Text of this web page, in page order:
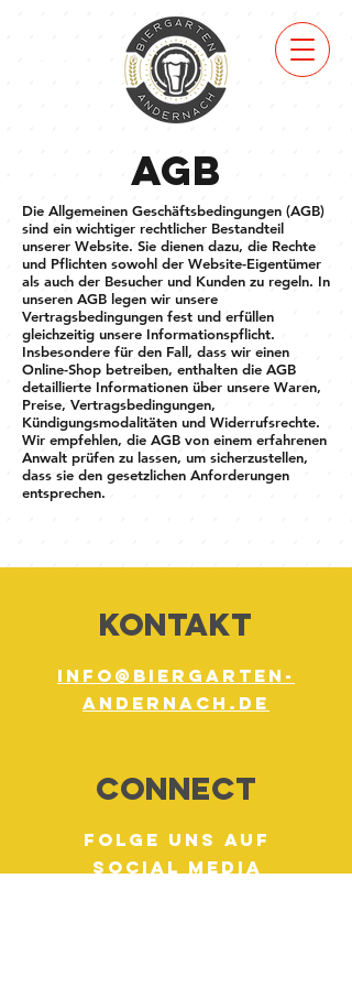
AGB
Die Allgemeinen Geschäftsbedingungen (AGB)
sind ein wichtiger rechtlicher Bestandteil
unserer Website. Sie dienen dazu, die Rechte
und Pflichten sowohl der Website-Eigentümer
als auch der Besucher und Kunden zu regeln. In
unseren AGB legen wir unsere
Vertragsbedingungen fest und erfüllen
gleichzeitig unsere Informationspflicht.
Insbesondere für den Fall, dass wir einen
Online-Shop betreiben, enthalten die AGB
detaillierte Informationen über unsere Waren,
Preise, Vertragsbedingungen,
Kündigungsmodalitäten und Widerrufsrechte.
Wir empfehlen, die AGB von einem erfahrenen
Anwalt prüfen zu lassen, um sicherzustellen,
dass sie den gesetzlichen Anforderungen
entsprechen.
KONTAKT
info@biergarten-
andernach.de
Connect
FOLGE UNS AUF
social media